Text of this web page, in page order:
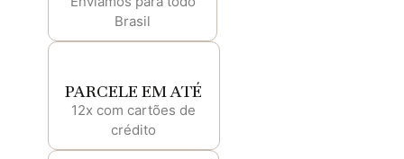
Brasil
PARCELE EM ATÉ
12x com cartões de
crédito